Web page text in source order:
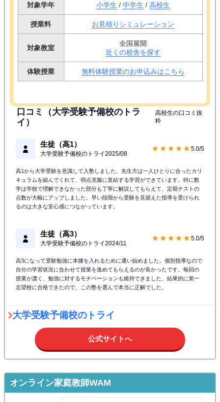
対象学年 小学生 / 中学生 / 高校生
授業料 お見積りシミュレーション
対象教室
全国展開
近くの校舎を探す
体験授業 無料体験授業のお申込みはこちら
口コミ（大学受験予備校のトラ
イ）
高校生の口コミ抜
粋
生徒（高1）
大学受験予備校のトライ2025/08
★★★★★ 5.0/5
高1から大学受験を意識して入塾しました。先生方は一人ひとりに合ったカリ
キュラムを組んでくれて、弱点克服に直結する学習ができています。特に数
学は学校で理解できなかった部分も丁寧に解説してもらえて、定期テストの
点数が大幅にアップしました。早い段階から受験を見据えた指導を受けられ
るのは大きな安心感につながっています。
生徒（高3）
大学受験予備校のトライ2024/11
★★★★★ 5.0/5
高3になって受験勉強に本腰を入れるために通い始めました。個別指導なので
自分の学習状況に合わせて授業を進めてもらえるのが良かったです。毎回の
授業が濃く、勉強に対するモチベーションも維持できました。結果的に第一
志望校に合格できたので、この塾を選んで本当に正解でした。
大学受験予備校のトライ
公式サイトへ
オンライン家庭教師WAM